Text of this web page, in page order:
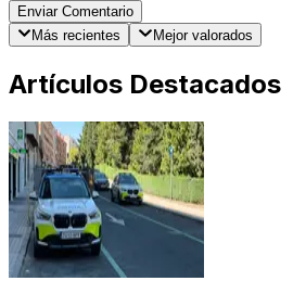
Enviar Comentario
Más recientes
Mejor valorados
Artículos Destacados